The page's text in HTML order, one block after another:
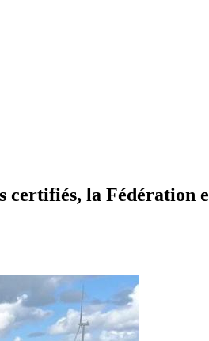
la Fédération